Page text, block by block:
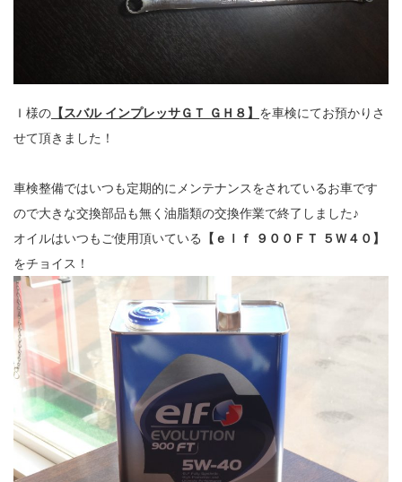
Ｉ様の 【スバル インプレッサＧＴ ＧＨ８】 を車検にてお預かりさ
せて頂きました！
車検整備ではいつも定期的にメンテナンスをされているお車です
ので大きな交換部品も無く油脂類の交換作業で終了しました♪
オイルはいつもご使用頂いている
【ｅｌｆ ９００ＦＴ ５Ｗ４０】
をチョイス！